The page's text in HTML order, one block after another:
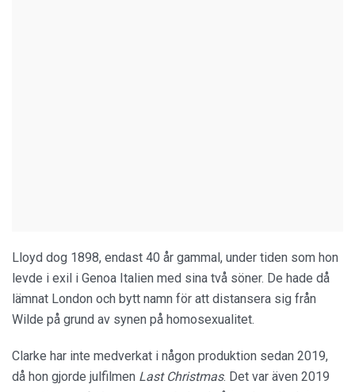
Lloyd dog 1898, endast 40 år gammal, under tiden som hon
levde i exil i Genoa Italien med sina två söner. De hade då
lämnat London och bytt namn för att distansera sig från
Wilde på grund av synen på homosexualitet.
Clarke har inte medverkat i någon produktion sedan 2019,
då hon gjorde julfilmen Last Christmas. Det var även 2019